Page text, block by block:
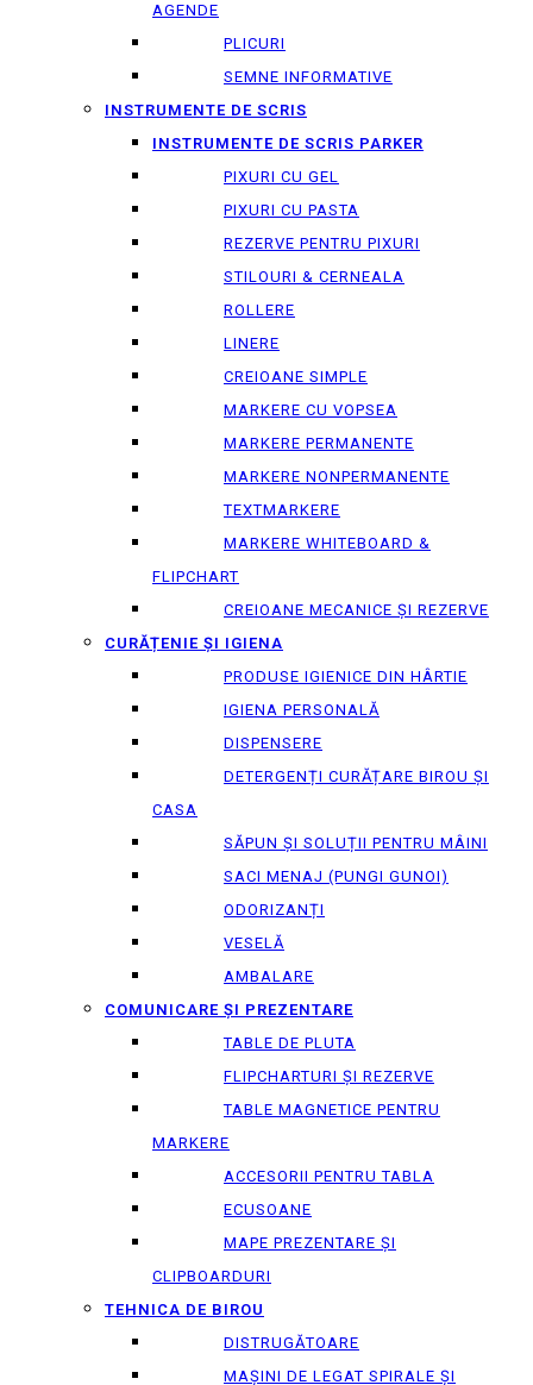
AGENDE
PLICURI
SEMNE INFORMATIVE
INSTRUMENTE DE SCRIS
INSTRUMENTE DE SCRIS PARKER
PIXURI CU GEL
PIXURI CU PASTA
REZERVE PENTRU PIXURI
STILOURI & СERNEALA
ROLLERE
LINERE
CREIOANE SIMPLE
MARKERE CU VOPSEA
MARKERE PERMANENTE
MARKERE NONPERMANENTE
TEXTMARKERE
MARKERE WHITEBOARD &
FLIPCHART
CREIOANE MECANICE ȘI REZERVE
CURĂȚENIE ȘI IGIENA
PRODUSE IGIENICE DIN HÂRTIE
IGIENA PERSONALĂ
DISPENSERE
DETERGENȚI CURĂȚARE BIROU ȘI
CASA
SĂPUN ȘI SOLUȚII PENTRU MÂINI
SACI MENAJ (PUNGI GUNOI)
ODORIZANȚI
VESELĂ
AMBALARE
COMUNICARE ȘI PREZENTARE
TABLE DE PLUTA
FLIPCHARTURI ȘI REZERVE
TABLE MAGNETICE PENTRU
MARKERE
ACCESORII PENTRU TABLA
ECUSOANE
MAPE PREZENTARE ȘI
CLIPBOARDURI
TEHNICA DE BIROU
DISTRUGĂTOARE
MAȘINI DE LEGAT SPIRALE ȘI